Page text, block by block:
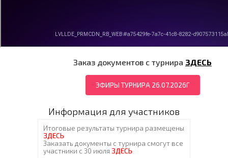
Заказ документов с турнира ЗДЕСЬ
ЭФИРЫ ТУРНИРА 26.07.2026Г
Информация для участников